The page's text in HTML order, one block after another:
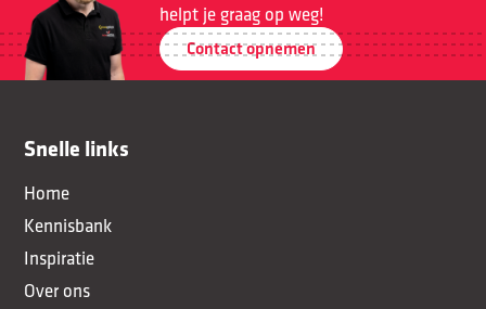
helpt je graag op weg!
Contact opnemen
Snelle links
Home
Kennisbank
Inspiratie
Over ons